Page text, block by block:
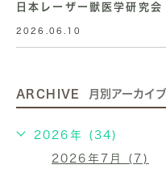
日本レーザー獣医学研究会
2026.06.10
ARCHIVE 月別アーカイブ
2026年 (34)
2026年7月 (7)